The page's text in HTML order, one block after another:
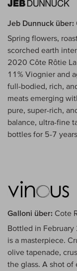
Jeb Dunnuck über:
Spring flowers,
scorched earth
2020 Côte Rôtie
11% Viognier and
full-bodied, rich,
meats emerging
pure, super-rich,
balance, ultra-fine
bottles for 5-7
Galloni über: Cote
Bottled in
is a masterpiece.
olive tapenade,
the glass. A shot of